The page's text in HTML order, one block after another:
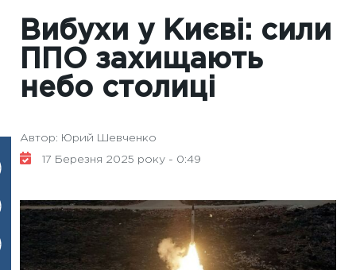
Вибухи у Києві: сили
ППО захищають
небо столиці
Автор: Юрий Шевченко
17 Березня 2025 року - 0:49